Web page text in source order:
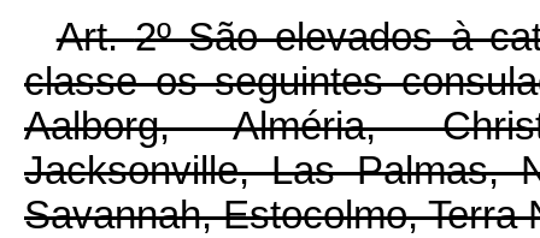
Art.2º São elevados à
classe os seguintes
Aalborg, Alméria,
Jacksonville, Las Palmas,
Savannah, Estocolmo, Terra